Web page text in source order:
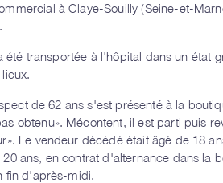
à Claye-Souilly (Seine-et-
transportée à l'hôpital dans un état
de 62 ans s'est présenté à la
obtenu». Mécontent, il est parti puis
». Le vendeur décédé était âgé de 18
ans, en contrat d'alternance dans la
fin d'après-midi.